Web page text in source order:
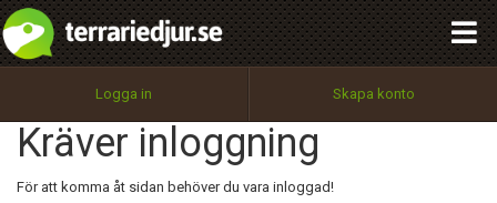
Logga in Skapa konto
Kräver inloggning
För att komma åt sidan behöver du vara inloggad!
Utför
100%
OK
integritetspolicy
Namn:
Epost:
Begär nytt lösenord
Tillbaka till förstasidan